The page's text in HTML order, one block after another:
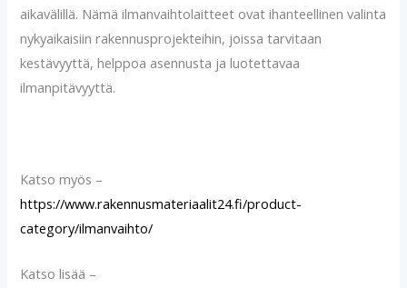
aikavälillä. Nämä ilmanvaihtolaitteet ovat ihanteellinen valinta
nykyaikaisiin rakennusprojekteihin, joissa tarvitaan
kestävyyttä, helppoa asennusta ja luotettavaa
ilmanpitävyyttä.
Katso myös –
https://www.rakennusmateriaalit24.fi/product-
category/ilmanvaihto/
Katso lisää –